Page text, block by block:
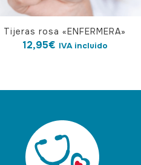
Tijeras rosa «ENFERMERA»
12,95€ IVA incluido